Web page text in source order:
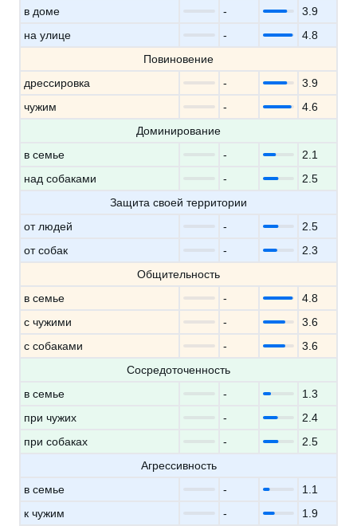
в доме
-
3.9
на улице
-
4.8
Повиновение
дрессировка
-
3.9
чужим
-
4.6
Доминирование
в семье
-
2.1
над собаками
-
2.5
Защита своей территории
от людей
-
2.5
от собак
-
2.3
Общительность
в семье
-
4.8
с чужими
-
3.6
с собаками
-
3.6
Сосредоточенность
в семье
-
1.3
при чужих
-
2.4
при собаках
-
2.5
Агрессивность
в семье
-
1.1
к чужим
-
1.9